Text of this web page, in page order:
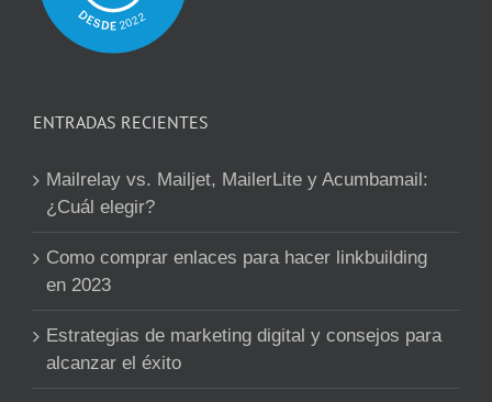
ENTRADAS RECIENTES
Mailrelay vs. Mailjet, MailerLite y Acumbamail:
¿Cuál elegir?
Como comprar enlaces para hacer linkbuilding
en 2023
Estrategias de marketing digital y consejos para
alcanzar el éxito